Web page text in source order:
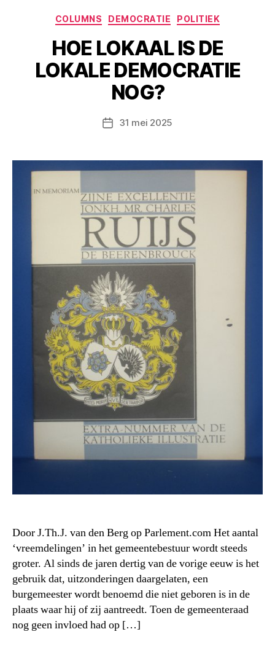
Categorieën
COLUMNS DEMOCRATIE POLITIEK
HOE LOKAAL IS DE
LOKALE DEMOCRATIE
NOG?
Berichtdatum
31 mei 2025
Door J.Th.J. van den Berg op Parlement.com Het aantal
‘vreemdelingen’ in het gemeentebestuur wordt steeds
groter. Al sinds de jaren dertig van de vorige eeuw is het
gebruik dat, uitzonderingen daargelaten, een
burgemeester wordt benoemd die niet geboren is in de
plaats waar hij of zij aantreedt. Toen de gemeenteraad
nog geen invloed had op […]